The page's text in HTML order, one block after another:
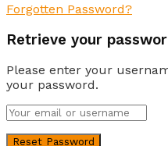
Forgotten Password?
Retrieve your
Please enter your
your password.